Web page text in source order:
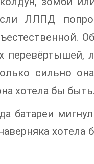
ЛЛПД
перевёртышей,
сильно
хотела бы быть.
батареи
хотела